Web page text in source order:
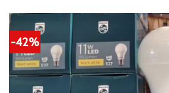
-42%